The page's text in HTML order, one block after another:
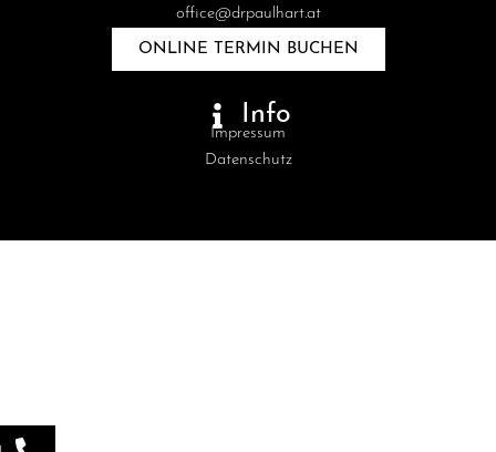
office@drpaulhart.at
ONLINE TERMIN BUCHEN
Info
Impressum
Datenschutz